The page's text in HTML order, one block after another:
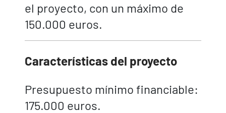
el proyecto, con un máximo de
150.000 euros.
Características del proyecto
Presupuesto mínimo financiable:
175.000 euros.